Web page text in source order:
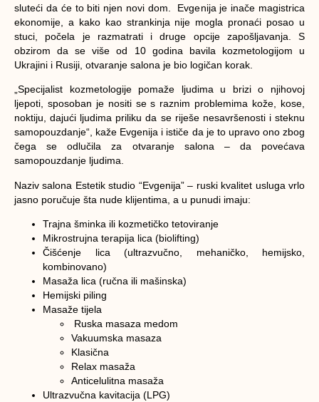
sluteći da će to biti njen novi dom. Evgenija je inače magistrica
ekonomije, a kako kao strankinja nije mogla pronaći posao u
stuci, počela je razmatrati i druge opcije zapošljavanja. S
obzirom da se više od 10 godina bavila kozmetologijom u
Ukrajini i Rusiji, otvaranje salona je bio logičan korak.
„Specijalist kozmetologije pomaže ljudima u brizi o njihovoj
ljepoti, sposoban je nositi se s raznim problemima kože, kose,
noktiju, dajući ljudima priliku da se riješe nesavršenosti i steknu
samopouzdanje“, kaže Evgenija i ističe da je to upravo ono zbog
čega se odlučila za otvaranje salona – da povećava
samopouzdanje ljudima.
Naziv salona Estetik studio “Evgenija” – ruski kvalitet usluga vrlo
jasno poručuje šta nude klijentima, a u punudi imaju:
Trajna šminka ili kozmetičko tetoviranje
Mikrostrujna terapija lica (biolifting)
Čišćenje lica (ultrazvučno, mehaničko, hemijsko,
kombinovano)
Masaža lica (ručna ili mašinska)
Hemijski piling
Masaže tijela
Ruska masaza medom
Vakuumska masaza
Klasična
Relax masaža
Anticelulitna masaža
Ultrazvučna kavitacija (LPG)